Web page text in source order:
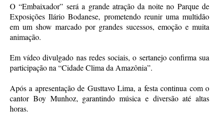
O “Embaixador” será a grande atração da noite no Parque de
Exposições Ilário Bodanese, prometendo reunir uma multidão
em um show marcado por grandes sucessos, emoção e muita
animação.
Em vídeo divulgado nas redes sociais, o sertanejo confirma sua
participação na “Cidade Clima da Amazônia”.
Após a apresentação de Gusttavo Lima, a festa continua com o
cantor Boy Munhoz, garantindo música e diversão até altas
horas.